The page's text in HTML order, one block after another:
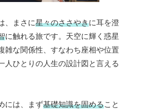
、まさに星々のささやきに耳を澄
に触れる旅です。天空に輝く惑星
雑な関係性、すなわち座相や位置
人ひとりの人生の設計図と言える
には、まず基礎知識を固めること